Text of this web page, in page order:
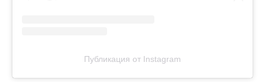
Публикация от Instagram